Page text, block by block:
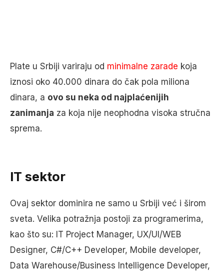
Plate u Srbiji variraju od minimalne zarade koja
iznosi oko 40.000 dinara do čak pola miliona
dinara, a ovo su neka od najplaćenijih
zanimanja za koja nije neophodna visoka stručna
sprema.
IT sektor
Ovaj sektor dominira ne samo u Srbiji već i širom
sveta. Velika potražnja postoji za programerima,
kao što su: IT Project Manager, UX/UI/WEB
Designer, C#/C++ Developer, Mobile developer,
Data Warehouse/Business Intelligence Developer,